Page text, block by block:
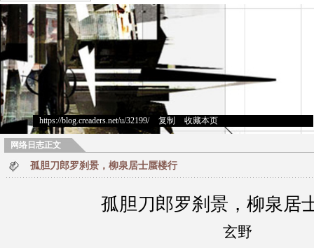
https://blog.creaders.net/u/32199/> 复制 收藏本页
网络日志正文
孤胆刀郎罗刹景，柳泉居士蜃楼行
孤胆刀郎罗刹景，柳泉居
玄野